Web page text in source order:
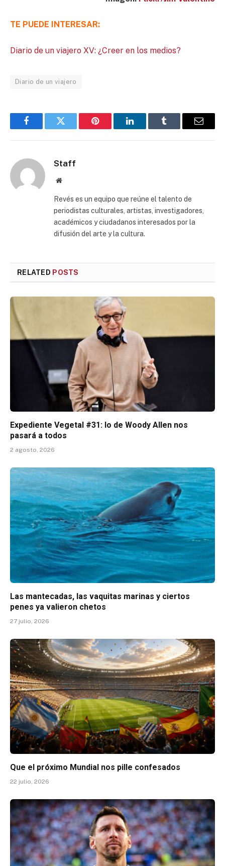
TE PUEDE INTERESAR:
Diario de un viajero XV: ¿Creer en los medios?
Diario de un viajero
FacebookTwitter Pinterest LinkedInTumblr Email
Staff
Website
Revés es un equipo que reúne el talento de
periodistas culturales, artistas, investigadores,
académicos y ciudadanos interesados por la
difusión del arte y la cultura.
RELATED POSTS
Expediente Vegetal #31: lo de Woody Allen nos
pasará a todos
2 agosto, 2026
Las mantecadas, las vaquitas marinas y ciertos
penes ya valieron chetos
27 julio, 2026
Que el próximo Mundial nos pille confesados
22 julio, 2026